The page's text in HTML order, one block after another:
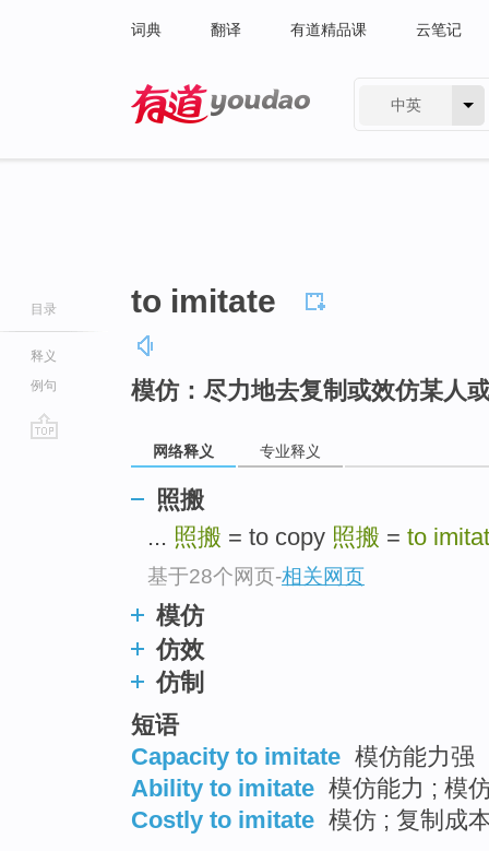
词典 翻译 有道精品课 云笔记
中英
目录
释义
例句
to imitate
模仿：尽力地去复制或效仿某人
网络释义 专业释义
照搬
... 照搬 = to copy 照搬 = to
基于28个网页-相关网页
模仿
仿效
仿制
短语
Capacity to imitate 模仿能力强
Ability to imitate 模仿能力 ; 模
Costly to imitate 模仿 ; 复制成